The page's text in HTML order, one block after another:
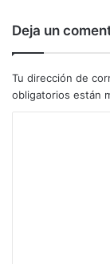
Deja un
Tu dirección de
obligatorios están